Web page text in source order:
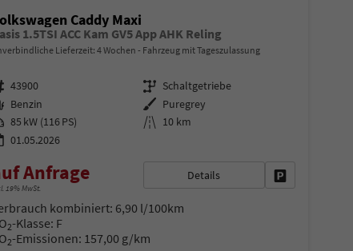
Caddy Maxi
1.5TSI ACC Kam GV5 App AHK Reling
Lieferzeit: 4 Wochen Fahrzeug mit Tageszulassung
43900 Getriebe Schaltgetriebe
Benzin Außenfarbe Puregrey
85 kW (116 PS) Kilometerstand 10 km
01.05.2026
Anfrage
19% MwSt.
Details Fahrzeug
kombiniert: 6,90 l/100km
2-Klasse: F
2-Emissionen: 157,00 g/km